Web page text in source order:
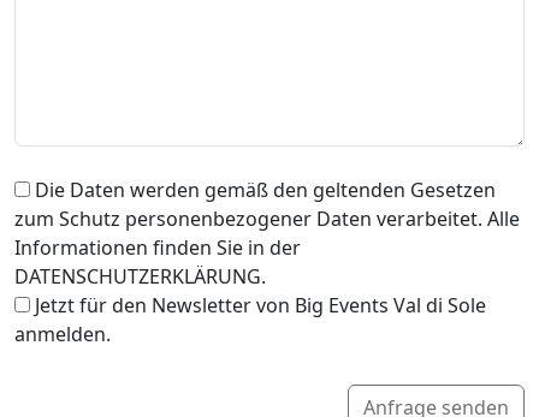
Die Daten werden gemäß den geltenden Gesetzen
zum Schutz personenbezogener Daten verarbeitet. Alle
Informationen finden Sie in der
DATENSCHUTZERKLÄRUNG.
Jetzt für den Newsletter von Big Events Val di Sole
anmelden.
Anfrage senden